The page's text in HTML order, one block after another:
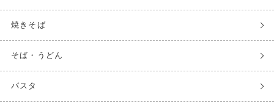
焼きそば
そば・うどん
パスタ